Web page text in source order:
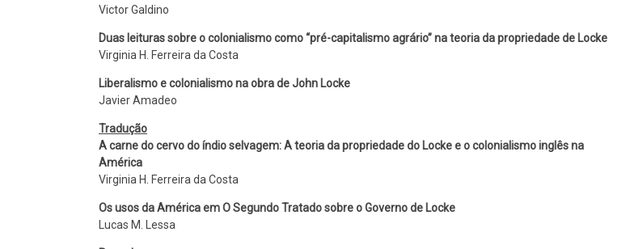
Victor Galdino
Duas leituras sobre o colonialismo como “pré-capitalismo agrário” na teoria da propriedade de Locke
Virginia H. Ferreira da Costa
Liberalismo e colonialismo na obra de John Locke
Javier Amadeo
Tradução
A carne do cervo do índio selvagem: A teoria da propriedade do Locke e o colonialismo inglês na
América
Virginia H. Ferreira da Costa
Os usos da América em O Segundo Tratado sobre o Governo de Locke
Lucas M. Lessa